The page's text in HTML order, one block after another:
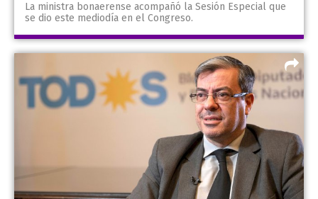
La ministra bonaerense acompañó la Sesión Especial que
se dio este mediodía en el Congreso.